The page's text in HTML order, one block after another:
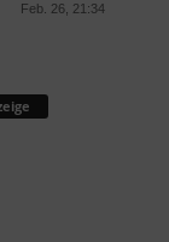
Feb. 26, 21:34